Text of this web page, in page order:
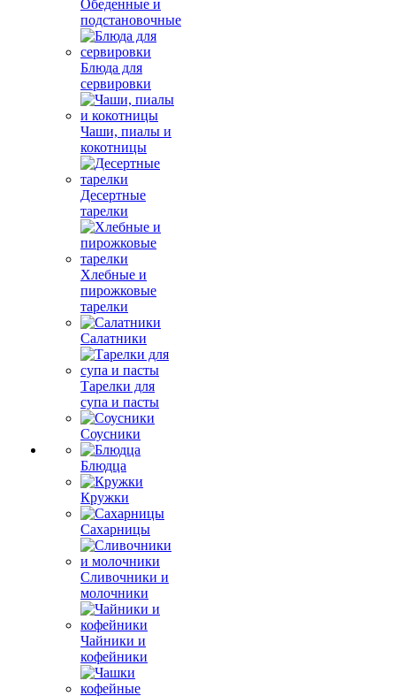
Обеденные и
подстановочные
Блюда для
сервировки
Чаши, пиалы и
кокотницы
Десертные
тарелки
Хлебные и
пирожковые
тарелки
Салатники
Тарелки для
супа и пасты
Соусники
Блюдца
Кружки
Сахарницы
Сливочники и
молочники
Чайники и
кофейники